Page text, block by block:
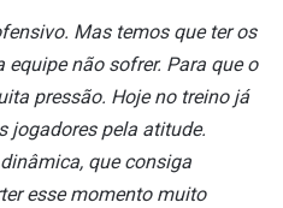
Mas temos que ter os
não sofrer. Para que o
pressão. Hoje no treino já
jogadores pela atitude.
que consiga
esse momento muito